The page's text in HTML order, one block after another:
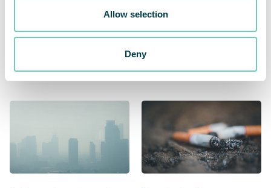
Allow selection
Deny
Bakterien
Raucherraum